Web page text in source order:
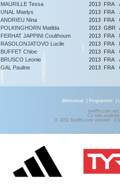
MAURILLE Tessa 2013 FRA
UNAL Maelys 2013 FRA
ANDRIEU Nina 2013 FRA
POLKINGHORN Matilda 2013 GBR
FERHAT JAPPINI Coulthoum 2013 FRA
RASOLONJATOVO Lucile 2013 FRA
BUFFET Chloe 2013 FRA
BRUSCO Leonie 2013 FRA
GAL Pauline 2013 FRA
Bienvenue Programme
liveffn.com
Ce site
© 2011 liveffn.com version :